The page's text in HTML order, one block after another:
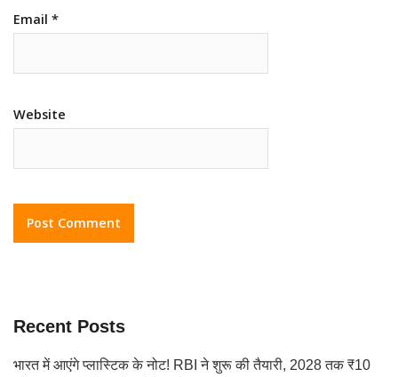
Email *
Website
Recent Posts
भारत में आएंगे प्लास्टिक के नोट! RBI ने शुरू की तैयारी, 2028 तक ₹10